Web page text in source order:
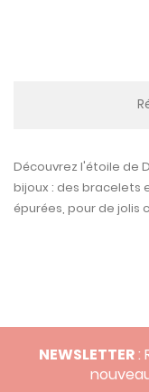
Découvrez l'étoile de
bijoux : des bracelets
épurées, pour de jolis
NEWSLETTER: